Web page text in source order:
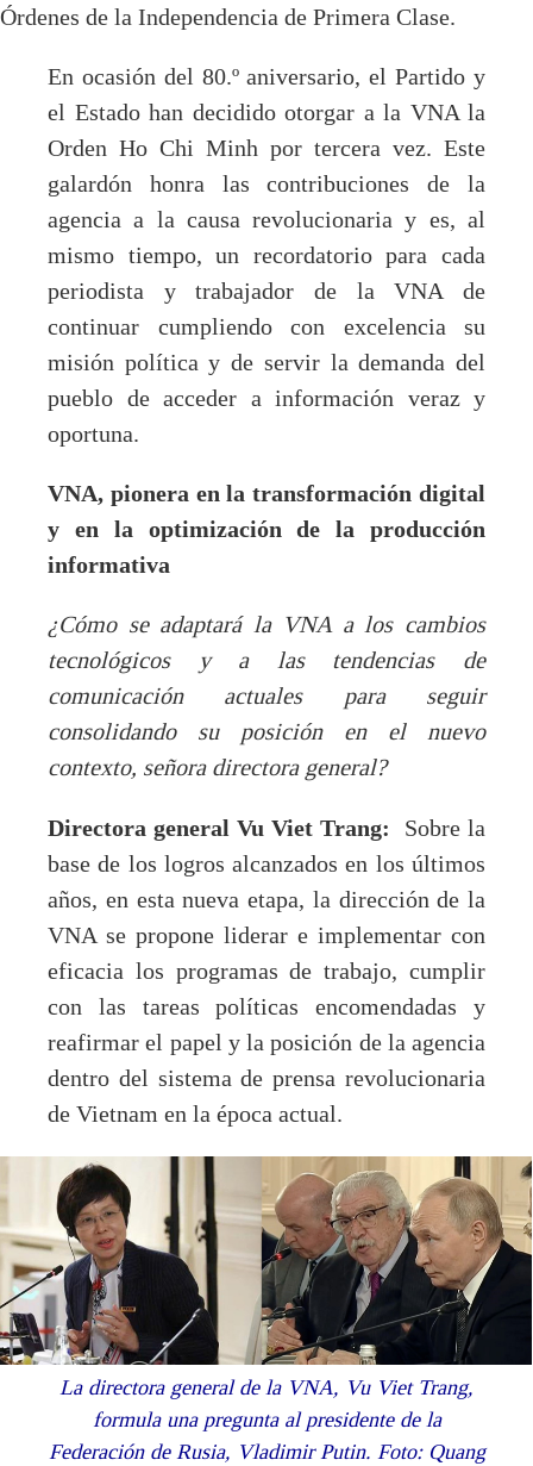
Órdenes de la Independencia de Primera Clase.
En ocasión del 80.º aniversario, el Partido y
el Estado han decidido otorgar a la VNA la
Orden Ho Chi Minh por tercera vez. Este
galardón honra las contribuciones de la
agencia a la causa revolucionaria y es, al
mismo tiempo, un recordatorio para cada
periodista y trabajador de la VNA de
continuar cumpliendo con excelencia su
misión política y de servir la demanda del
pueblo de acceder a información veraz y
oportuna.
VNA, pionera en la transformación digital
y en la optimización de la producción
informativa
¿Cómo se adaptará la VNA a los cambios
tecnológicos y a las tendencias de
comunicación actuales para seguir
consolidando su posición en el nuevo
contexto, señora directora general?
Directora general Vu Viet Trang:
Sobre la
base de los logros alcanzados en los últimos
años, en esta nueva etapa, la dirección de la
VNA se propone liderar e implementar con
eficacia los programas de trabajo, cumplir
con las tareas políticas encomendadas y
reafirmar el papel y la posición de la agencia
dentro del sistema de prensa revolucionaria
de Vietnam en la época actual.
La directora general de la VNA, Vu Viet Trang,
formula una pregunta al presidente de la
Federación de Rusia, Vladimir Putin. Foto: Quang